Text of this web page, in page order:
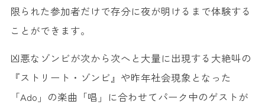
限られた参加者だけで存分に夜が明けるまで体験する
ことができます。
凶悪なゾンビが次から次へと大量に出現する大絶叫の
『ストリート・ゾンビ』や昨年社会現象となった
「Ado」の楽曲「唱」に合わせてパーク中のゲストが